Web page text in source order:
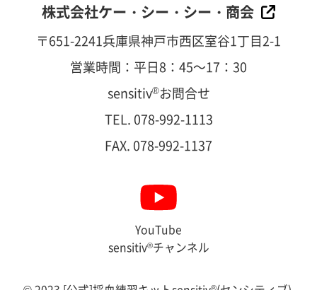
株式会社ケー・シー・シー・商会
〒651-2241兵庫県神戸市西区室谷1丁目2-1
営業時間：平日8：45～17：30
sensitiv®お問合せ
TEL. 078-992-1113
FAX. 078-992-1137
YouTube
sensitiv®チャンネル
®